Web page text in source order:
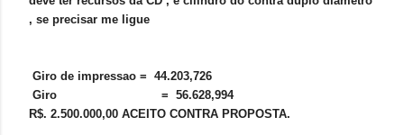
, se precisar me ligue
Giro de impressao = 44.203,726
Giro = 56.628,994
R$. 2.500.000,00 ACEITO CONTRA PROPOSTA.